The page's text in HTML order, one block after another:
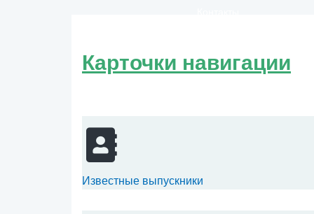
Карточки навигации
Известные выпускники